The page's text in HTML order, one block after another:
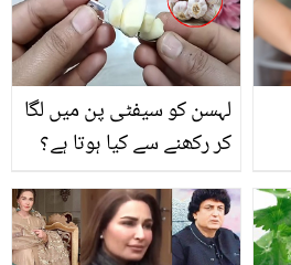
الطاف کی کیا تعریف کی؟
لہسن کو سیفٹی پن میں لگا
کر رکھنے سے کیا ہوتا ہے؟
کے بھی ہزاروں روپے بچا
سکتی ہے